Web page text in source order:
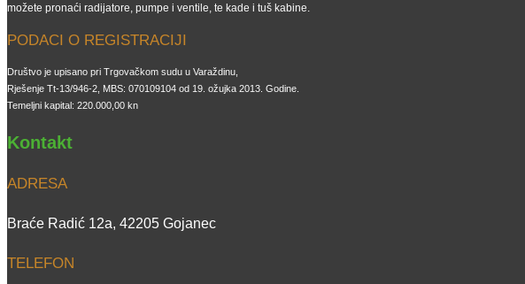
možete pronaći radijatore, pumpe i ventile, te kade i tuš kabine.
PODACI O REGISTRACIJI
Društvo je upisano pri Trgovačkom sudu u Varaždinu,
Rješenje Tt-13/946-2, MBS: 070109104 od 19. ožujka 2013. Godine.
Temeljni kapital: 220.000,00 kn
Kontakt
ADRESA
Braće Radić 12a, 42205 Gojanec
TELEFON